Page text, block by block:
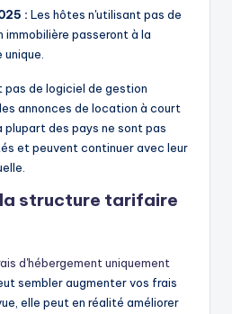
: Les hôtes n'utilisant pas de
immobilière passeront à la
pas de logiciel de gestion
annonces de location à court
plupart des pays ne sont pas
et peuvent continuer avec leur
structure tarifaire
d'hébergement uniquement
sembler augmenter vos frais
elle peut en réalité améliorer